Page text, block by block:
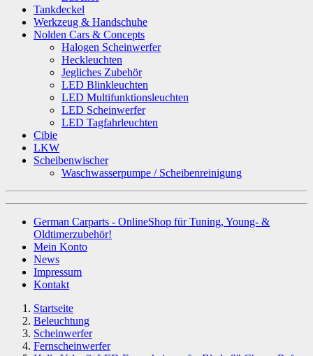
Tankdeckel
Werkzeug & Handschuhe
Nolden Cars & Concepts
Halogen Scheinwerfer
Heckleuchten
Jegliches Zubehör
LED Blinkleuchten
LED Multifunktionsleuchten
LED Scheinwerfer
LED Tagfahrleuchten
Cibie
LKW
Scheibenwischer
Waschwasserpumpe / Scheibenreinigung
German Carparts - OnlineShop für Tuning, Young- &
Oldtimerzubehör!
Mein Konto
News
Impressum
Kontakt
Startseite
Beleuchtung
Scheinwerfer
Fernscheinwerfer